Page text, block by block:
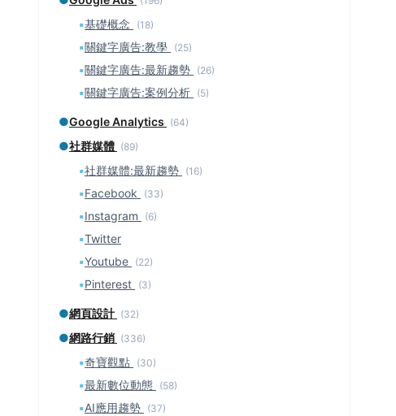
▪基礎概念 (18)
▪關鍵字廣告:教學 (25)
▪關鍵字廣告:最新趨勢 (26)
▪關鍵字廣告:案例分析 (5)
●Google Analytics (64)
●社群媒體 (89)
▪社群媒體:最新趨勢 (16)
▪Facebook (33)
▪Instagram (6)
▪Twitter
▪Youtube (22)
▪Pinterest (3)
●網頁設計 (32)
●網路行銷 (336)
▪奇寶觀點 (30)
▪最新數位動態 (58)
▪AI應用趨勢 (37)